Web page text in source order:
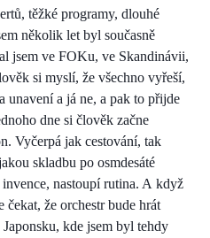
těžké programy, dlouhé
několik let byl současně
jsem ve FOKu, ve Skandinávii,
si myslí, že všechno vyřeší,
unavení a já ne, a pak to přijde
dne si člověk začne
Vyčerpá jak cestování, tak
skladbu po osmdesáté
nastoupí rutina. A když
že orchestr bude hrát
kde jsem byl tehdy